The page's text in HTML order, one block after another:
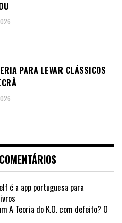
PARA LEVAR CLÁSSICOS
é a app portuguesa para
A Teoria do K.O. com defeito? O